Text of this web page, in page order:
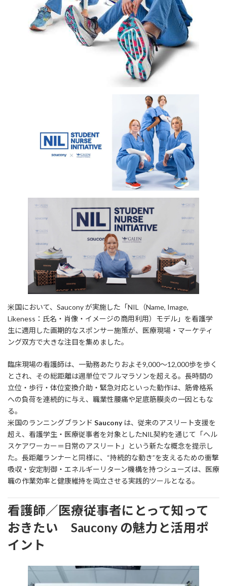
米国において、Saucony が実施した「NIL（Name, Image,
Likeness：氏名・肖像・イメージの商用利用）モデル」を看護学
生に適用した画期的なスポンサー施策が、医療現場・マーケティ
ング双方で大きな注目を集めました。
臨床現場の看護師は、一勤務あたりおよそ9,000～12,000歩を歩く
とされ、その総距離は週単位でフルマラソンを超える。長時間の
立位・歩行・体位変換介助・緊急対応といった動作は、筋骨格系
への負荷を連続的に与え、職業性腰痛や足底筋膜炎の一因ともな
る。
米国のランニングブランド Sauconyは、従来のアスリート支援を
超え、看護学生・医療従事者を対象としたNIL契約を通じて「ヘル
スケアワーカー＝日常のアスリート」という新たな概念を提示し
た。長距離ランナーと同様に、“持続的な動き”を支えるための衝撃
吸収・安定制御・エネルギーリターン機構を持つシューズは、医療
職の作業効率と健康維持を両立させる実践的ツールとなる。
看護師／医療従事者にとって知って
おきたい Saucony の魅力と活用ポ
イント